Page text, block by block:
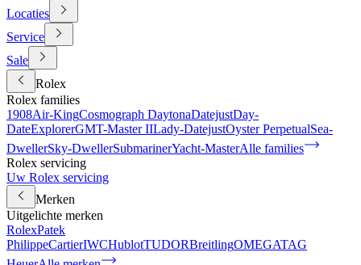
Locaties
Service
Sale
Rolex
Rolex families
1908Air-KingCosmograph DaytonaDatejustDay-
DateExplorerGMT-Master IILady-DatejustOyster PerpetualSea-
DwellerSky-DwellerSubmarinerYacht-MasterAlle families
Rolex servicing
Uw Rolex servicing
Merken
Uitgelichte merken
RolexPatek
PhilippeCartierIWCHublotTUDORBreitlingOMEGATAG